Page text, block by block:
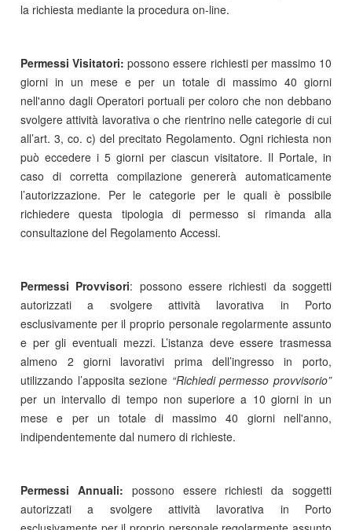
la richiesta mediante la procedura on-line.
Permessi Visitatori: possono essere richiesti per massimo 10
giorni in un mese e per un totale di massimo 40 giorni
nell'anno dagli Operatori portuali per coloro che non debbano
svolgere attività lavorativa o che rientrino nelle categorie di cui
all’art. 3, co. c) del precitato Regolamento. Ogni richiesta non
può eccedere i 5 giorni per ciascun visitatore. Il Portale, in
caso di corretta compilazione genererà automaticamente
l’autorizzazione. Per le categorie per le quali è possibile
richiedere questa tipologia di permesso si rimanda alla
consultazione del Regolamento Accessi.
Permessi Provvisori: possono essere richiesti da soggetti
autorizzati a svolgere attività lavorativa in Porto
esclusivamente per il proprio personale regolarmente assunto
e per gli eventuali mezzi. L’istanza deve essere trasmessa
almeno 2 giorni lavorativi prima dell’ingresso in porto,
utilizzando l’apposita sezione “Richiedi permesso provvisorio”
per un intervallo di tempo non superiore a 10 giorni in un
mese e per un totale di massimo 40 giorni nell'anno,
indipendentemente dal numero di richieste.
Permessi Annuali: possono essere richiesti da soggetti
autorizzati a svolgere attività lavorativa in Porto